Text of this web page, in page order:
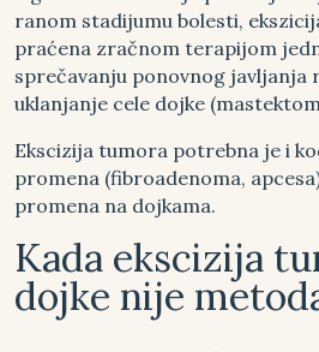
ranom stadijumu bolesti,
praćena zračnom terapijom
sprečavanju ponovnog javljanja
uklanjanje cele dojke
Ekscizija tumora potrebna je i
promena (fibroadenoma,
promena na dojkama.
Kada ekscizija
dojke nije